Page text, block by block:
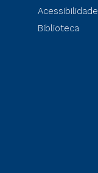
Acessibilidade
Biblioteca